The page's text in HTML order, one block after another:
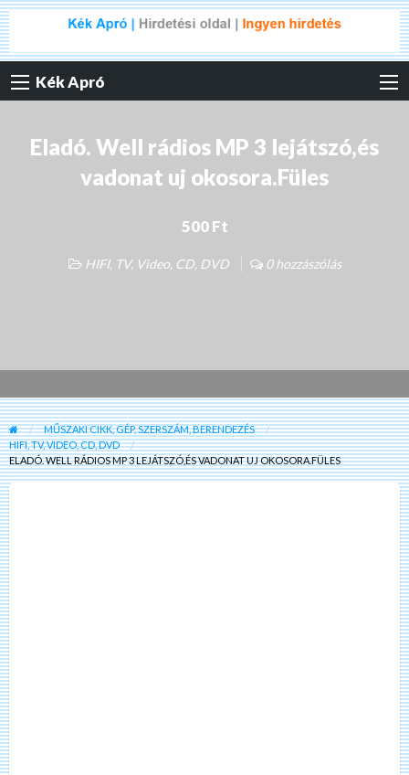
Kék Apró
Eladó. Well rádios MP 3 lejátszó,és
vadonat uj okosora.Füles
500 Ft
HIFI, TV, Video, CD, DVD 0 hozzászólás
MŰSZAKI CIKK, GÉP, SZERSZÁM, BERENDEZÉS
HIFI, TV, VIDEO, CD, DVD
ELADÓ. WELL RÁDIOS MP 3 LEJÁTSZÓ,ÉS VADONAT UJ OKOSORA.FÜLES